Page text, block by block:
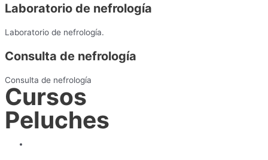
Laboratorio de nefrología
Laboratorio de nefrología.
Consulta de nefrología
Consulta de nefrología
Cursos
Peluches